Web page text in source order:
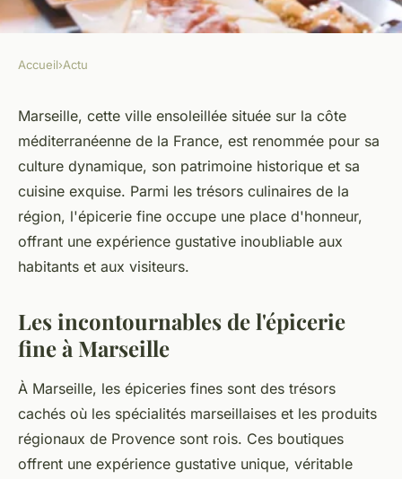
Découvrez les délices de
l'épicerie fine à Marseille !
renaud• 9 février 2024•2 min de lecture
Accueil›Actu
Marseille, cette ville ensoleillée située sur la côte
méditerranéenne de la France, est renommée pour sa
culture dynamique, son patrimoine historique et sa
cuisine exquise. Parmi les trésors culinaires de la
région, l'épicerie fine occupe une place d'honneur,
offrant une expérience gustative inoubliable aux
habitants et aux visiteurs.
Les incontournables de l'épicerie
fine à Marseille
À Marseille, les épiceries fines sont des trésors
cachés où les spécialités marseillaises et les produits
régionaux de Provence sont rois. Ces boutiques
offrent une expérience gustative unique, véritable